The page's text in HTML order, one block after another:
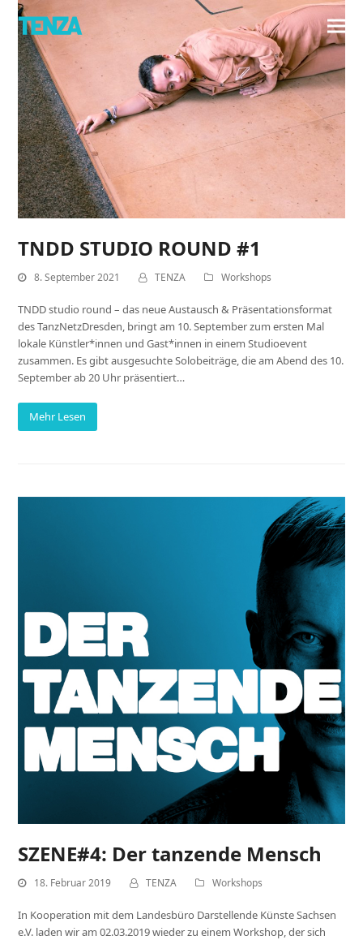
TNDD STUDIO ROUND #1
8. September 2021 TENZA Workshops
TNDD studio round – das neue Austausch & Präsentationsformat
des TanzNetzDresden, bringt am 10. September zum ersten Mal
lokale Künstler*innen und Gast*innen in einem Studioevent
zusammen. Es gibt ausgesuchte Solobeiträge, die am Abend des 10.
September ab 20 Uhr präsentiert…
Mehr Lesen
SZENE#4: Der tanzende Mensch
18. Februar 2019 TENZA Workshops
In Kooperation mit dem Landesbüro Darstellende Künste Sachsen
e.V. laden wir am 02.03.2019 wieder zu einem Workshop, der sich